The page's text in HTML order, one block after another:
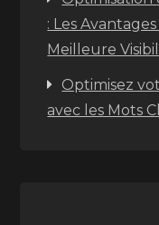
: Les
Meilleure
Optimisez
avec les Mots